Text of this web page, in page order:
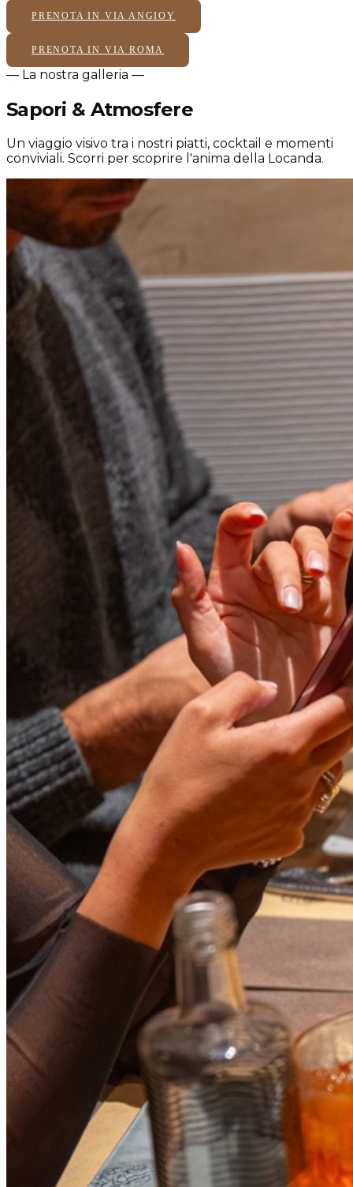
PRENOTA IN VIA ANGIOY
PRENOTA IN VIA ROMA
— La nostra galleria —
Sapori & Atmosfere
Un viaggio visivo tra i nostri piatti, cocktail e momenti
conviviali. Scorri per scoprire l'anima della Locanda.